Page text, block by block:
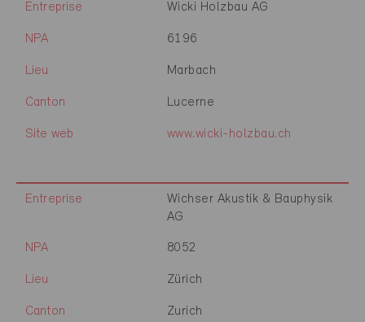
Entreprise Wicki Holzbau AG
NPA 6196
Lieu Marbach
Canton Lucerne
Site web www.wicki-holzbau.ch
Entreprise
Wichser Akustik & Bauphysik
AG
NPA 8052
Lieu Zürich
Canton Zurich